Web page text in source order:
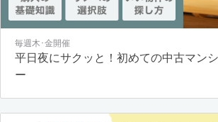
毎週木･金開催
平日夜にサクッと！初めての中古マン
ー